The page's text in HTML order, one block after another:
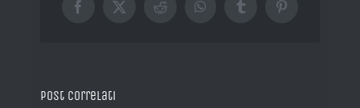
Facebook
X RedditWhatsAppTumblrPinterest
Post correlati